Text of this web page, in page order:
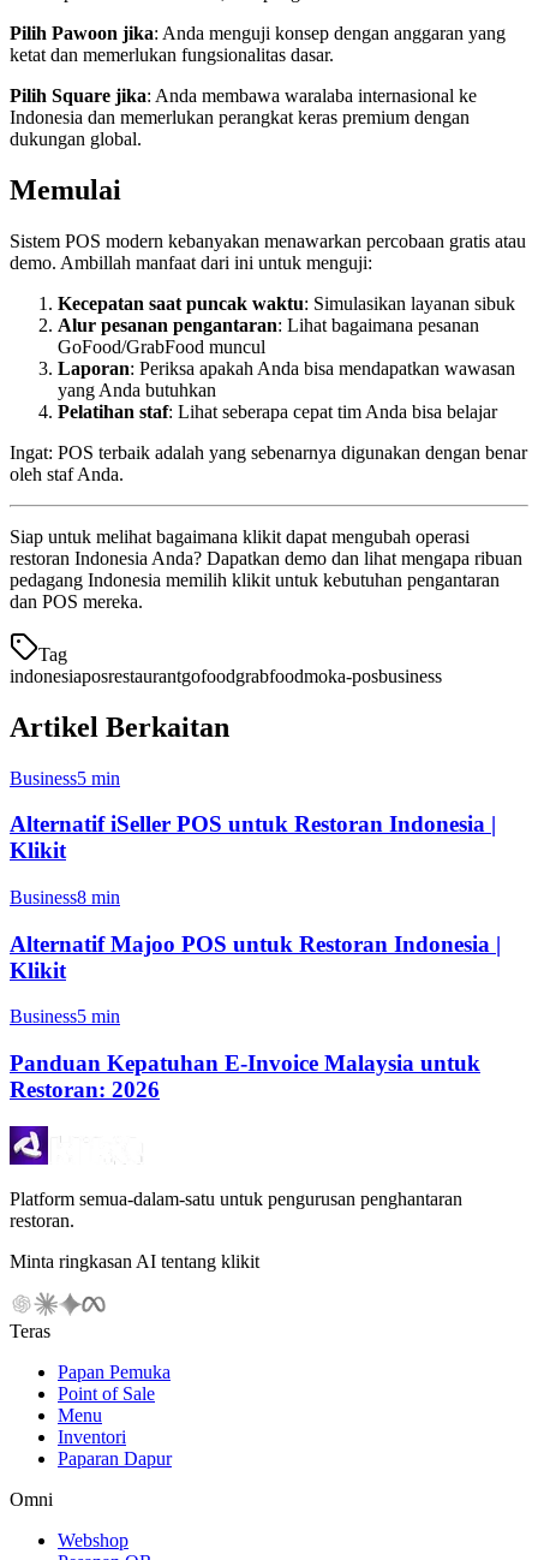
Pilih Pawoon jika: Anda menguji konsep dengan anggaran yang
ketat dan memerlukan fungsionalitas dasar.
Pilih Square jika: Anda membawa waralaba internasional ke
Indonesia dan memerlukan perangkat keras premium dengan
dukungan global.
Memulai
Sistem POS modern kebanyakan menawarkan percobaan gratis atau
demo. Ambillah manfaat dari ini untuk menguji:
Kecepatan saat puncak waktu: Simulasikan layanan sibuk
Alur pesanan pengantaran: Lihat bagaimana pesanan
GoFood/GrabFood muncul
Laporan: Periksa apakah Anda bisa mendapatkan wawasan
yang Anda butuhkan
Pelatihan staf: Lihat seberapa cepat tim Anda bisa belajar
Ingat: POS terbaik adalah yang sebenarnya digunakan dengan benar
oleh staf Anda.
Siap untuk melihat bagaimana klikit dapat mengubah operasi
restoran Indonesia Anda? Dapatkan demo dan lihat mengapa ribuan
pedagang Indonesia memilih klikit untuk kebutuhan pengantaran
dan POS mereka.
Tag
indonesiaposrestaurantgofoodgrabfoodmoka-posbusiness
Artikel Berkaitan
Business5 min
Alternatif iSeller POS untuk Restoran Indonesia |
Klikit
Business8 min
Alternatif Majoo POS untuk Restoran Indonesia |
Klikit
Business5 min
Panduan Kepatuhan E-Invoice Malaysia untuk
Restoran: 2026
Platform semua-dalam-satu untuk pengurusan penghantaran
restoran.
Minta ringkasan AI tentang klikit
Teras
Papan Pemuka
Point of Sale
Menu
Inventori
Paparan Dapur
Omni
Webshop